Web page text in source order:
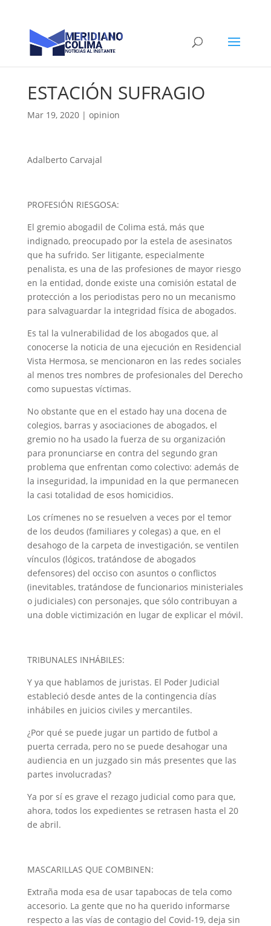
ESTACIÓN SUFRAGIO
Mar 19, 2020| opinion
Adalberto Carvajal
PROFESIÓN RIESGOSA:
El gremio abogadil de Colima está, más que
indignado, preocupado por la estela de asesinatos
que ha sufrido. Ser litigante, especialmente
penalista, es una de las profesiones de mayor riesgo
en la entidad, donde existe una comisión estatal de
protección a los periodistas pero no un mecanismo
para salvaguardar la integridad física de abogados.
Es tal la vulnerabilidad de los abogados que, al
conocerse la noticia de una ejecución en Residencial
Vista Hermosa, se mencionaron en las redes sociales
al menos tres nombres de profesionales del Derecho
como supuestas víctimas.
No obstante que en el estado hay una docena de
colegios, barras y asociaciones de abogados, el
gremio no ha usado la fuerza de su organización
para pronunciarse en contra del segundo gran
problema que enfrentan como colectivo: además de
la inseguridad, la impunidad en la que permanecen
la casi totalidad de esos homicidios.
Los crímenes no se resuelven a veces por el temor
de los deudos (familiares y colegas) a que, en el
desahogo de la carpeta de investigación, se ventilen
vínculos (lógicos, tratándose de abogados
defensores) del occiso con asuntos o conflictos
(inevitables, tratándose de funcionarios ministeriales
o judiciales) con personajes, que sólo contribuyan a
una doble victimización en lugar de explicar el móvil.
TRIBUNALES INHÁBILES:
Y ya que hablamos de juristas. El Poder Judicial
estableció desde antes de la contingencia días
inhábiles en juicios civiles y mercantiles.
¿Por qué se puede jugar un partido de futbol a
puerta cerrada, pero no se puede desahogar una
audiencia en un juzgado sin más presentes que las
partes involucradas?
Ya por sí es grave el rezago judicial como para que,
ahora, todos los expedientes se retrasen hasta el 20
de abril.
MASCARILLAS QUE COMBINEN:
Extraña moda esa de usar tapabocas de tela como
accesorio. La gente que no ha querido informarse
respecto a las vías de contagio del Covid-19, deja sin